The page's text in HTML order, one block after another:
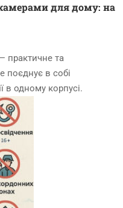
для дому: на
практичне та
поєднує в собі
в одному корпусі.